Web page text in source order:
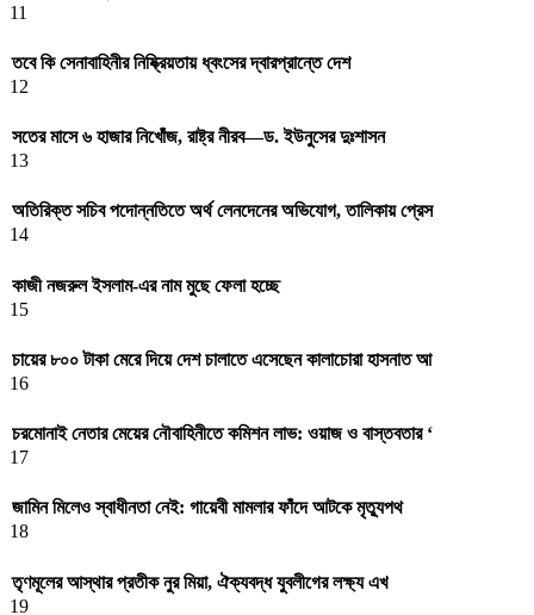
11
তবে কি সেনাবাহিনীর নিষ্ক্রিয়তায় ধ্বংসের দ্বারপ্রান্তে দেশ
12
সতের মাসে ৬ হাজার নিখোঁজ, রাষ্ট্র নীরব—ড. ইউনুসের দুঃশাসন
13
অতিরিক্ত সচিব পদোন্নতিতে অর্থ লেনদেনের অভিযোগ, তালিকায় প্রেস
14
কাজী নজরুল ইসলাম-এর নাম মুছে ফেলা হচ্ছে
15
চায়ের ৮০০ টাকা মেরে দিয়ে দেশ চালাতে এসেছেন কালাচোরা হাসনাত আ
16
চরমোনাই নেতার মেয়ের নৌবাহিনীতে কমিশন লাভ: ওয়াজ ও বাস্তবতার ‘
17
জামিন মিলেও স্বাধীনতা নেই: গায়েবী মামলার ফাঁদে আটকে মৃত্যুপথ
18
তৃণমূলের আস্থার প্রতীক নুর মিয়া, ঐক্যবদ্ধ যুবলীগের লক্ষ্য এখ
19